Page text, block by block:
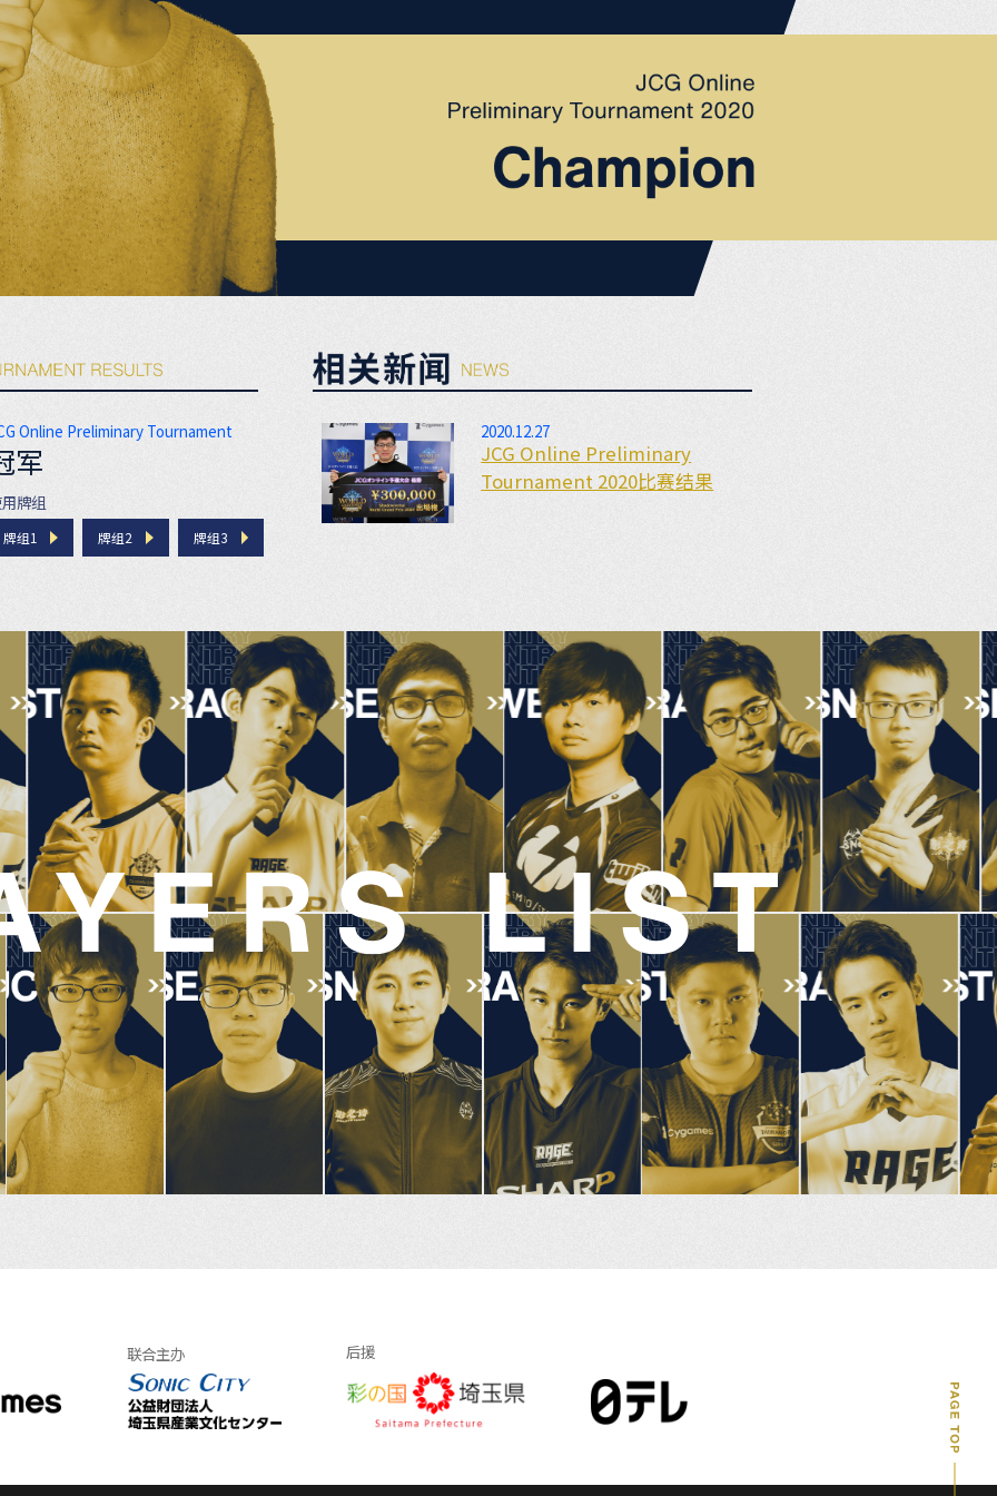
Online Preliminary Tournament
军
牌组
牌组1 牌组2 牌组3
2020.12.27
JCG Online Preliminary
Tournament 2020比赛结果
联合主办 后援